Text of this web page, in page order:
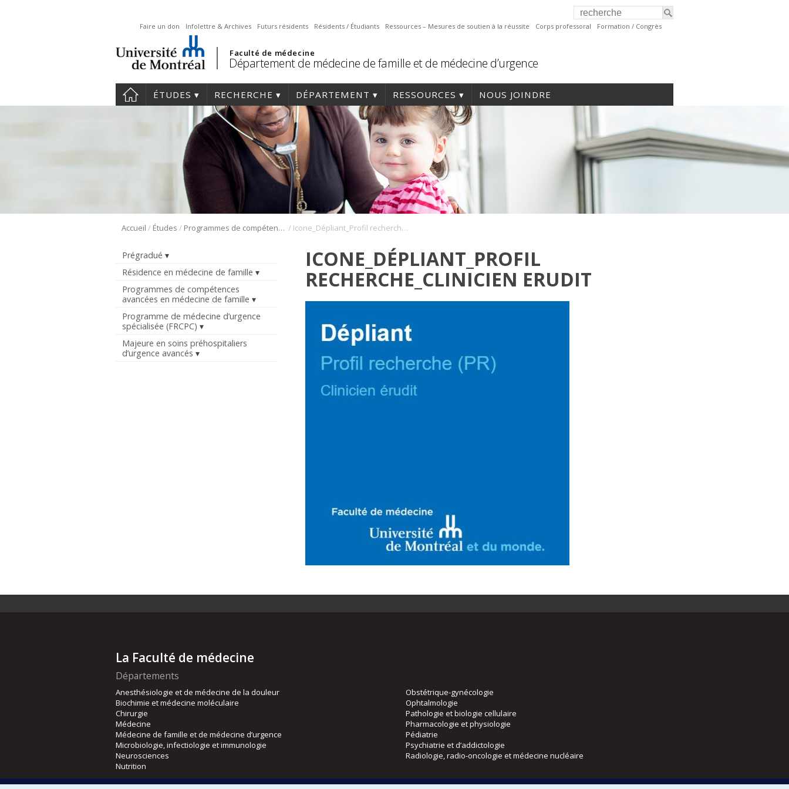
Faire un don Infolettre & Archives Futurs résidents Résidents / Étudiants Ressources – Mesures de soutien à la réussite Corps professoral Formation / Congrès
Faculté de médecine
Département de médecine de famille et de médecine d’urgence
ÉTUDES RECHERCHE DÉPARTEMENT RESSOURCES NOUS JOINDRE
Accueil / Études / Programmes de compétences avancées en médecine de famille / Icone_Dépliant_Profil recherche_Clinicien erudit
Prégradué
Résidence en médecine de famille
Programmes de compétences
avancées en médecine de famille
Programme de médecine d’urgence
spécialisée (FRCPC)
Majeure en soins préhospitaliers
d’urgence avancés
ICONE_DÉPLIANT_PROFIL
RECHERCHE_CLINICIEN ERUDIT
La Faculté de médecine
Départements
Anesthésiologie et de médecine de la douleur
Biochimie et médecine moléculaire
Chirurgie
Médecine
Médecine de famille et de médecine d’urgence
Microbiologie, infectiologie et immunologie
Neurosciences
Nutrition
Obstétrique-gynécologie
Ophtalmologie
Pathologie et biologie cellulaire
Pharmacologie et physiologie
Pédiatrie
Psychiatrie et d’addictologie
Radiologie, radio-oncologie et médecine nucléaire